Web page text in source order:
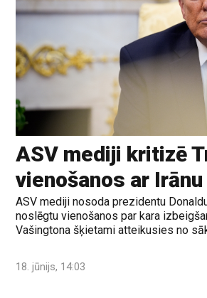
ASV mediji kritizē
vienošanos ar Irānu
ASV mediji nosoda prezidentu
noslēgtu vienošanos par kara
Vašingtona šķietami atteikusies no
18. jūnijs, 14:03